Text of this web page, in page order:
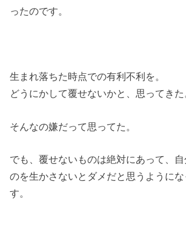
ったのです。
生まれ落ちた時点での有利不利を。
どうにかして覆せないかと、思ってきた
そんなの嫌だって思ってた。
でも、覆せないものは絶対にあって、
のを生かさないとダメだと思うように
す。